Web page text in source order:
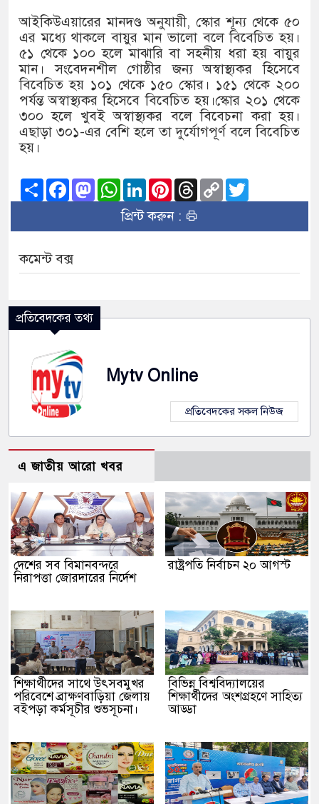
প্রেমের সম্পর্ক ছিন্ন না করায় মা-ভাই
প্রধানমন্ত্রীর সঙ্গে নবনিযুক্ত নৌবাহিনী
হামের উপসর্গে আরও ৬ প্রাণহানি, সবাই
অবশেষে পদত্যাগ করলেন ভারতের
জামায়াত ফেরেশতাদের দল নয়, ভুল হতে
আইকিউএয়ারের মানদণ্ড অনুযায়ী, স্কোর শূন্য থেকে ৫০
এর মধ্যে থাকলে বায়ুর মান ভালো বলে বিবেচিত হয়।
৫১ থেকে ১০০ হলে মাঝারি বা সহনীয় ধরা হয় বায়ুর
মান। সংবেদনশীল গোষ্ঠীর জন্য অস্বাস্থ্যকর হিসেবে
বিবেচিত হয় ১০১ থেকে ১৫০ স্কোর। ১৫১ থেকে ২০০
পর্যন্ত অস্বাস্থ্যকর হিসেবে বিবেচিত হয়।স্কোর ২০১ থেকে
৩০০ হলে খুবই অস্বাস্থ্যকর বলে বিবেচনা করা হয়।
এছাড়া ৩০১-এর বেশি হলে তা দুর্যোগপূর্ণ বলে বিবেচিত
হয়।
ShareFacebook
Mastodon
WhatsApp
LinkedInPinterest
Threads
Copy
Link
প্রিন্ট করুন :
কমেন্ট বক্স
প্রতিবেদকের তথ্য
Mytv Online
প্রতিবেদকের সকল নিউজ
এ জাতীয় আরো খবর
দেশের সব বিমানবন্দরে
নিরাপত্তা জোরদারের নির্দেশ
রাষ্ট্রপতি নির্বাচন ২০ আগস্ট
শিক্ষার্থীদের সাথে উৎসবমুখর
পরিবেশে ব্রাক্ষণবাড়িয়া জেলায়
বইপড়া কর্মসূচীর শুভসূচনা।
বিভিন্ন বিশ্ববিদ্যালয়ের
শিক্ষার্থীদের অংশগ্রহণে সাহিত্য
আড্ডা